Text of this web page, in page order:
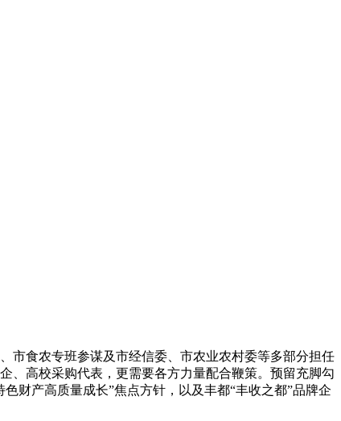
食农专班参谋及市经信委、市农业农村委等多部分担任
、高校采购代表，更需要各方力量配合鞭策。预留充脚勾
财产高质量成长”焦点方针，以及丰都“丰收之都”品牌企